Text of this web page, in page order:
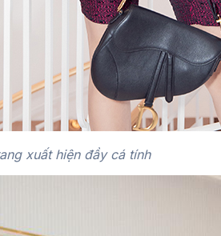
xuất hiện đầy cá tính